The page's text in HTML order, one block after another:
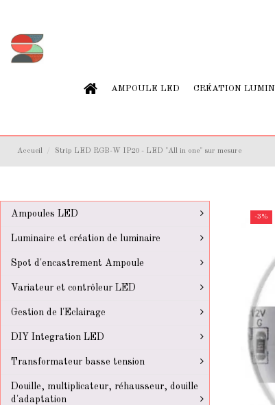
AMPOULE LED CRÉATION
Accueil Strip LED RGB-W IP20 - LED "All in one" sur mesure
-3%
Ampoules LED
Luminaire et création de luminaire
Spot d'encastrement Ampoule
Variateur et contrôleur LED
Gestion de l'Eclairage
DIY Integration LED
Transformateur basse tension
Douille, multiplicateur, réhausseur, douille
d'adaptation